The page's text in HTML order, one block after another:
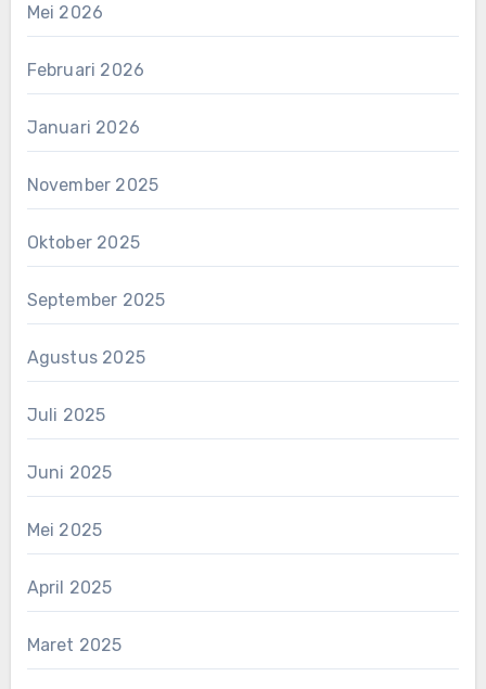
Mei 2026
Februari 2026
Januari 2026
November 2025
Oktober 2025
September 2025
Agustus 2025
Juli 2025
Juni 2025
Mei 2025
April 2025
Maret 2025